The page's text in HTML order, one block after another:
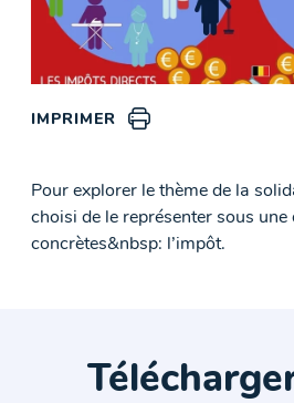
IMPRIMER
Pour explorer le thème de la
choisi de le représenter sous une
concrètes&nbsp: l’impôt.